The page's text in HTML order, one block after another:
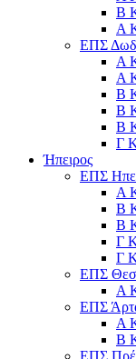
B
Α
ΕΠΣ
Α
Α
Β
Β
Β
Γ
Ήπειρος
ΕΠΣ
Α
Β
Β
Γ
Γ
ΕΠΣ
Α
ΕΠΣ
Α
Β
ΕΠΣ